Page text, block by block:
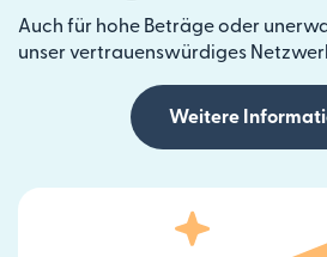
Auch für hohe Beträge oder
unser vertrauenswürdiges
Weitere